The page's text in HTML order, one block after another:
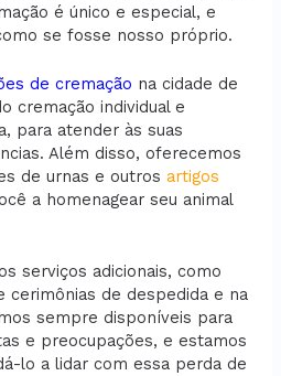
é único e especial, e
se fosse nosso próprio.
de cremação na cidade de
cremação individual e
para atender às suas
Além disso, oferecemos
de urnas e outros artigos
a homenagear seu animal
serviços adicionais, como
cerimônias de despedida e na
sempre disponíveis para
e preocupações, e estamos
lo a lidar com essa perda de